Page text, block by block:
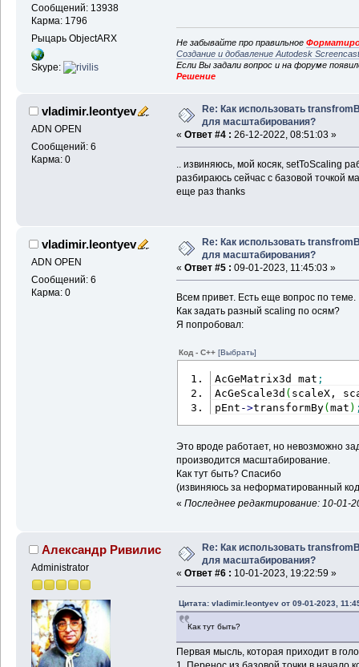
Сообщений: 13938
Карма: 1796
Рыцарь ObjectARX
Skype:
Не забывайте про правильное
Создание и добавление Autodesk
Если Вы задали вопрос и на форуме
Решение
vladimir.leontyev
ADN OPEN
Сообщений: 6
Карма: 0
Re: Как использовать
для масштабирования?
« Ответ #4 : 26-12-2022, 08:51:03 »
.. извиняюсь, мой косяк, setToScaling
разбираюсь сейчас с базовой точкой
еще раз thanks
vladimir.leontyev
ADN OPEN
Сообщений: 6
Карма: 0
Re: Как использовать
для масштабирования?
« Ответ #5 : 09-01-2023, 11:45:03 »
Всем привет. Есть еще вопрос по теме.
Как задать разный scaling по осям?
Я попробовал:
Код - C++ [Выбрать]
AcGeMatrix3d mat ;
AcGeScale3d ( scaleX,
pEnt ->transformBy(mat )
Это вроде работает, но невозможно
производится масштабирование.
Как тут быть? Спасибо
(извиняюсь за неформатированный
« Последнее редактирование: 10-01-
Александр Ривилис
Administrator
Re: Как использовать
для масштабирования?
« Ответ #6 : 10-01-2023, 19:22:59 »
Цитата: vladimir.leontyev от 09-01-2023,
Как тут быть?
Первая мысль, которая приходит в